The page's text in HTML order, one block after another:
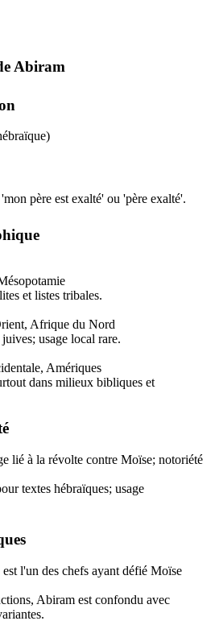
Abiram
père est exalté' ou 'père exalté'.
et listes tribales.
Afrique du Nord
usage local rare.
Amériques
dans milieux bibliques et
lié à la révolte contre Moïse; notoriété
textes hébraïques; usage
l'un des chefs ayant défié Moïse
Abiram est confondu avec